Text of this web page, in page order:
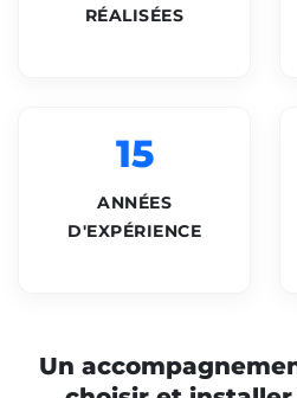
RÉALISÉES
15
ANNÉES
D'EXPÉRIENCE
Un